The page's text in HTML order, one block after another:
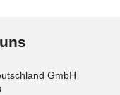
GmbH